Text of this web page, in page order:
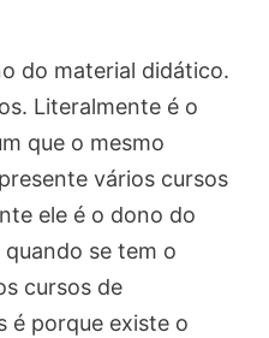
do material didático.
Literalmente é o
que o mesmo
vários cursos
ele é o dono do
se tem o
cursos de
é porque existe o